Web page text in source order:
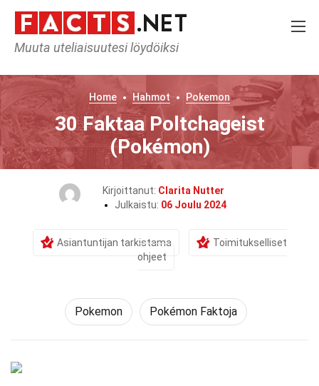
Muuta uteliaisuutesi löydöiksi
Home Hahmot Pokemon
30 Faktaa Poltchageist
(Pokémon)
Kirjoittanut: Clarita Nutter
Julkaistu: 06 Joulu 2024
Asiantuntijan tarkistama
Toimitukselliset
ohjeet
Pokemon Pokémon Faktoja